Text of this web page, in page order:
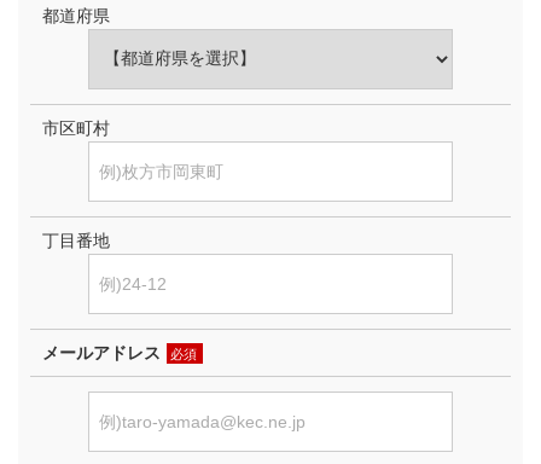
都道府県
市区町村
丁目番地
メールアドレス 必須